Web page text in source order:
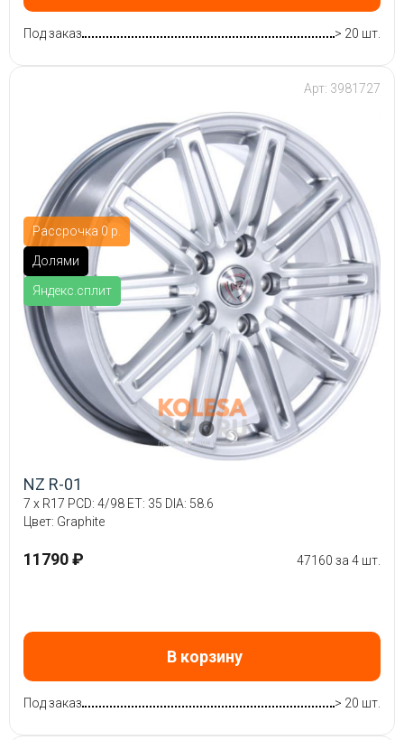
Под заказ > 20 шт.
Рассрочка 0 р.
Долями
Яндекс.сплит
Арт: 3981727
NZ R-01
7 x R17 PCD: 4/98 ET: 35 DIA: 58.6
Цвет: Graphite
11790 ₽ 47160 за 4 шт.
В корзину
Под заказ > 20 шт.